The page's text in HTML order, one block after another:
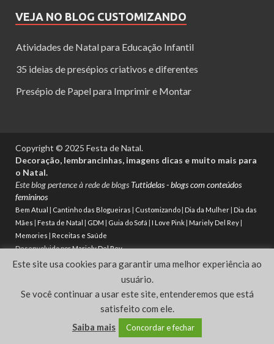
VEJA NO BLOG CUSTOMIZANDO
Atividades de Natal para Educação Infantil
35 ideias de presépios criativos e diferentes
Presépio de Papel para Imprimir e Montar
Copyright © 2025 Festa de Natal.
Decoração, lembrancinhas, imagens dicas e muito mais para
o Natal.
Este blog pertence à rede de blogs Tuttidelas - blogs com conteúdos
femininos
Bem Atual | Cantinho das Blogueiras | Customizando | Dia da Mulher | Dia das
Mães | Festa de Natal | GDM | Guia do Sofá | I Love Pink | Mariely Del Rey |
Memories | Receitas e Saúde
Desenvolvido porMariely Del Rey
Powered by WordPressandHitMag
Este site usa cookies para garantir uma melhor experiência ao
usuário.
Se você continuar a usar este site, entenderemos que está
satisfeito com ele.
Saiba mais
Concordar e fechar